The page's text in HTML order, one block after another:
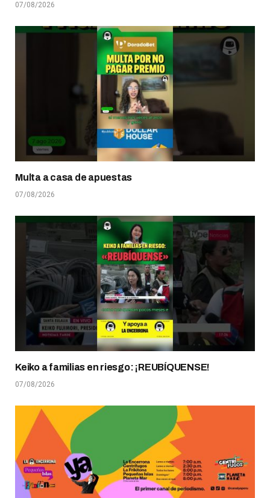
07/08/2026
Multa a casa de apuestas
07/08/2026
Keiko a familias en riesgo: ¡REUBÍQUENSE!
07/08/2026